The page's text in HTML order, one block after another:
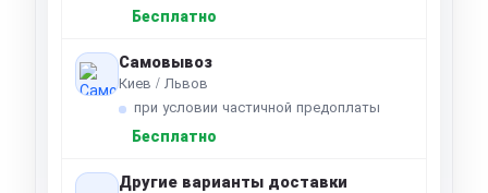
Бесплатно
Самовывоз
Киев / Львов
при условии частичной предоплаты
Бесплатно
Другие варианты доставки